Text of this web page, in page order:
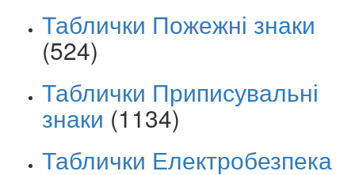
Таблички Пожежні знаки
(524)
Таблички Приписувальні
знаки (1134)
Таблички Електробезпека